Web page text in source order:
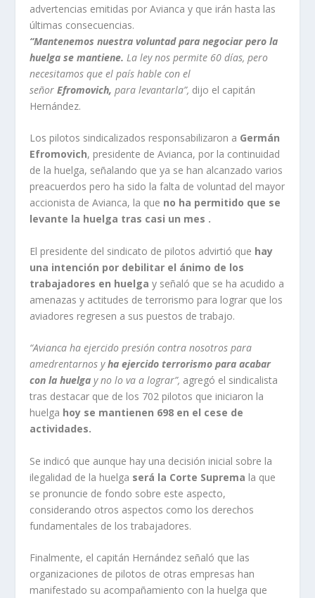
advertencias emitidas por Avianca y que irán hasta las
últimas consecuencias.
“Mantenemos nuestra voluntad para negociar pero la
huelga se mantiene.La ley nos permite 60 días, pero
necesitamos que el país hable con el
señorEfromovich, para levantarla”, dijo el capitán
Hernández.
Los pilotos sindicalizados responsabilizaron a Germán
Efromovich, presidente de Avianca, por la continuidad
de la huelga, señalando que ya se han alcanzado varios
preacuerdos pero ha sido la falta de voluntad del mayor
accionista de Avianca, la que no ha permitido que se
levante la huelga tras casi un mes .
El presidente del sindicato de pilotos advirtió que hay
una intención por debilitar el ánimo de los
trabajadores en huelga y señaló que se ha acudido a
amenazas y actitudes de terrorismo para lograr que los
aviadores regresen a sus puestos de trabajo.
“Avianca ha ejercido presión contra nosotros para
amedrentarnos yha ejercido terrorismo para acabar
con la huelga y no lo va a lograr”, agregó el sindicalista
tras destacar que de los 702 pilotos que iniciaron la
huelga hoy se mantienen 698 en el cese de
actividades.
Se indicó que aunque hay una decisión inicial sobre la
ilegalidad de la huelga será la Corte Suprema la que
se pronuncie de fondo sobre este aspecto,
considerando otros aspectos como los derechos
fundamentales de los trabajadores.
Finalmente, el capitán Hernández señaló que las
organizaciones de pilotos de otras empresas han
manifestado su acompañamiento con la huelga que